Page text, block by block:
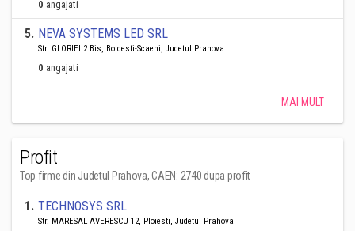
0 angajati
5. NEVA SYSTEMS LED SRL
Str. GLORIEI 2 Bis, Boldesti-Scaeni, Judetul Prahova
0 angajati
MAI MULT
Profit
Top firme din Judetul Prahova, CAEN: 2740 dupa profit
1. TECHNOSYS SRL
Str. MARESAL AVERESCU 12, Ploiesti, Judetul Prahova